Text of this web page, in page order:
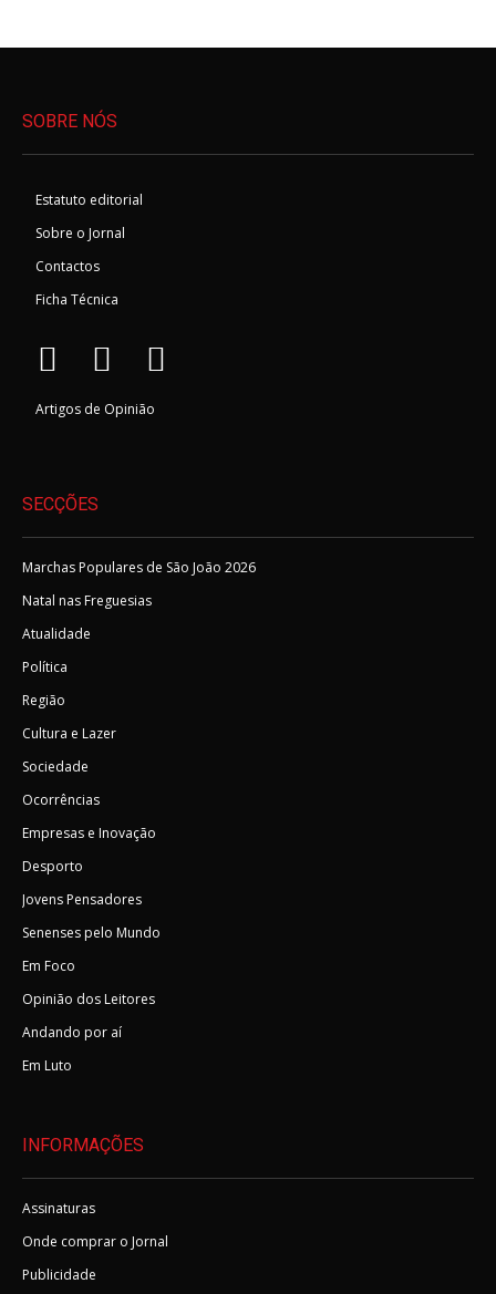
SOBRE NÓS
Estatuto editorial
Sobre o Jornal
Contactos
Ficha Técnica
Artigos de Opinião
SECÇÕES
Marchas Populares de São João 2026
Natal nas Freguesias
Atualidade
Política
Região
Cultura e Lazer
Sociedade
Ocorrências
Empresas e Inovação
Desporto
Jovens Pensadores
Senenses pelo Mundo
Em Foco
Opinião dos Leitores
Andando por aí
Em Luto
INFORMAÇÕES
Assinaturas
Onde comprar o Jornal
Publicidade